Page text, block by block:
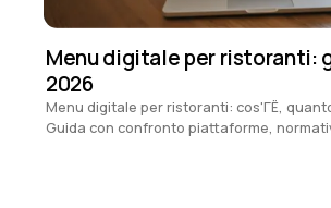
Menu digitale per ristoranti:
2026
Menu digitale per ristoranti: cos'ГЁ,
Guida con confronto piattaforme,